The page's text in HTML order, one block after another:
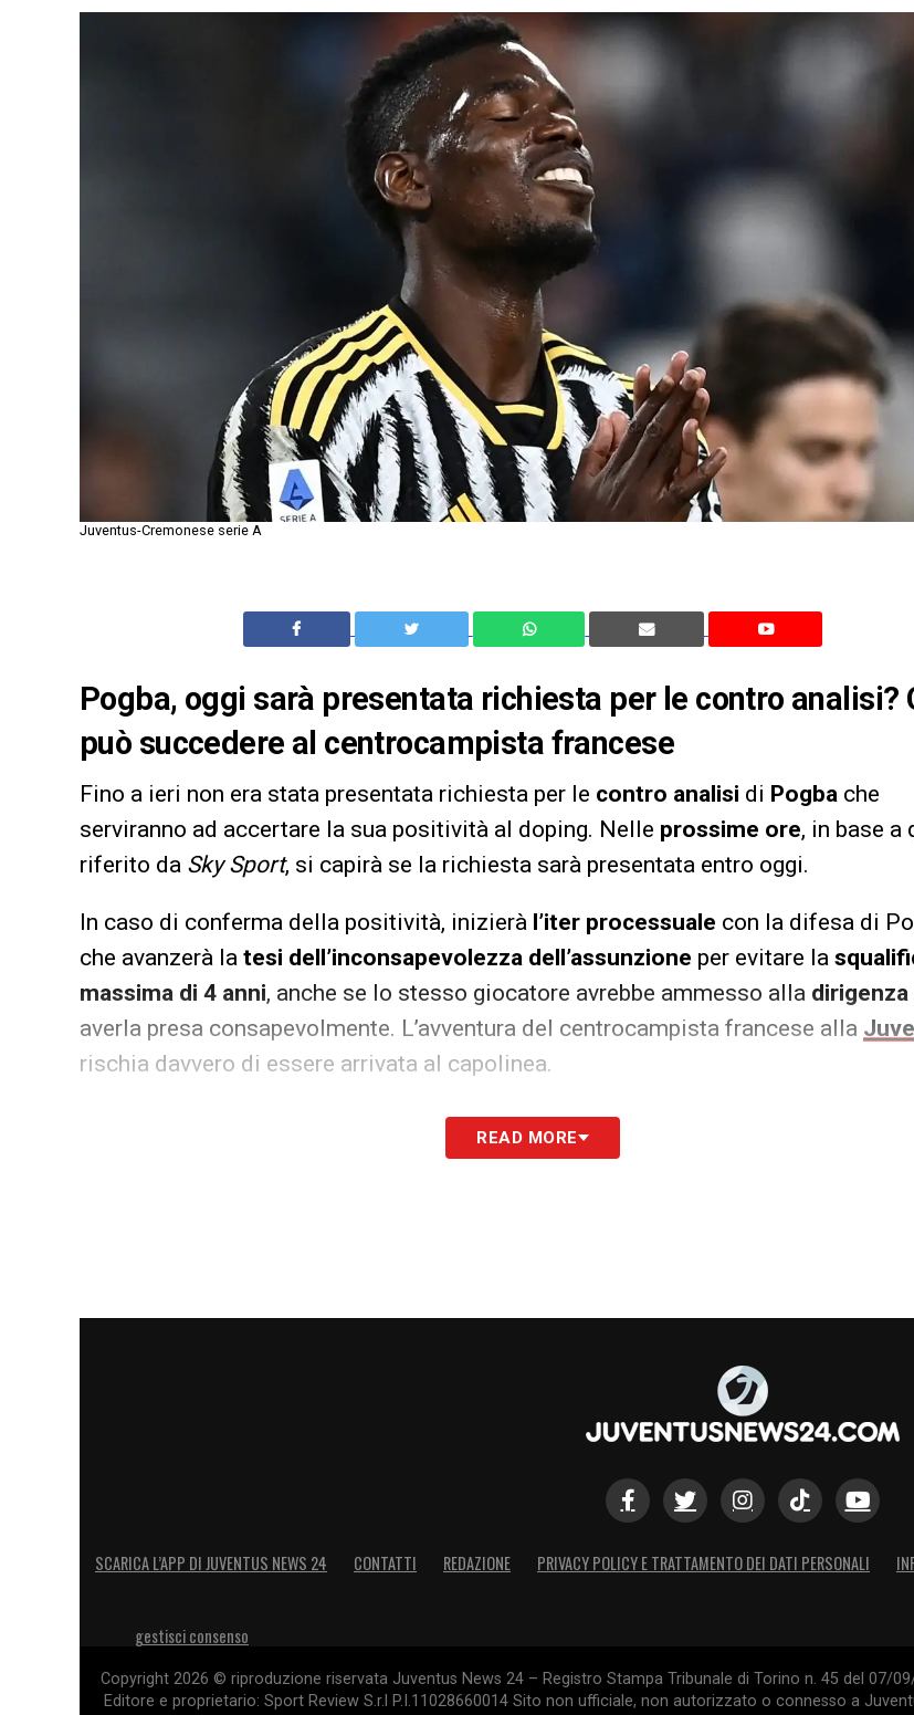
Juventus-Cremonese serie A
Pogba, oggi sarà presentata richiesta per le contro analisi?
può succedere al centrocampista francese
Fino a ieri non era stata presentata richiesta per le contro analisi di Pogba che
serviranno ad accertare la sua positività al doping. Nelle prossime ore, in base a
riferito da Sky Sport, si capirà se la richiesta sarà presentata entro oggi.
In caso di conferma della positività, inizierà l’iter processuale con la difesa di
che avanzerà la tesi dell’inconsapevolezza dell’assunzione per evitare la
massima di 4 anni, anche se lo stesso giocatore avrebbe ammesso alla dirigenza
averla presa consapevolmente. L’avventura del centrocampista francese alla Juve
rischia davvero di essere arrivata al capolinea.
LA PLAYLIST DELLE NOSTRE TOP NEWSREAD MORE
SCARICA L’APP DI JUVENTUS NEWS 24 CONTATTI REDAZIONE PRIVACY POLICY E TRATTAMENTO DEI DATI PERSONALI
gestisci consenso
Copyright 2026 © riproduzione riservata Juventus News 24 – Registro Stampa Tribunale di Torino n. 45 del 07/
Editore e proprietario: Sport Review S.r.l P.I.11028660014 Sito non ufficiale, non autorizzato o connesso a